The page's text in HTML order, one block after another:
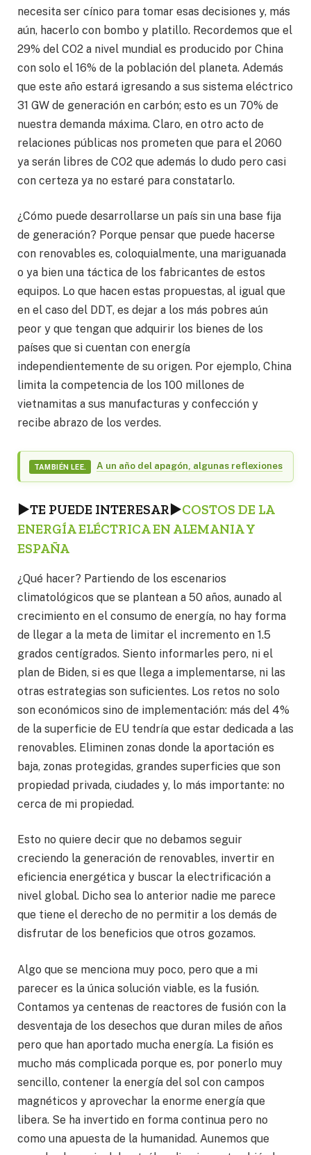
necesita ser cínico para tomar esas decisiones y, más
aún, hacerlo con bombo y platillo. Recordemos que el
29% del CO2 a nivel mundial es producido por China
con solo el 16% de la población del planeta. Además
que este año estará igresando a sus sistema eléctrico
31 GW de generación en carbón; esto es un 70% de
nuestra demanda máxima. Claro, en otro acto de
relaciones públicas nos prometen que para el 2060
ya serán libres de CO2 que además lo dudo pero casi
con certeza ya no estaré para constatarlo.
¿Cómo puede desarrollarse un país sin una base fija
de generación? Porque pensar que puede hacerse
con renovables es, coloquialmente, una mariguanada
o ya bien una táctica de los fabricantes de estos
equipos. Lo que hacen estas propuestas, al igual que
en el caso del DDT, es dejar a los más pobres aún
peor y que tengan que adquirir los bienes de los
países que si cuentan con energía
independientemente de su origen. Por ejemplo, China
limita la competencia de los 100 millones de
vietnamitas a sus manufacturas y confección y
recibe abrazo de los verdes.
TAMBIÉN LEE. A un año del apagón, algunas reflexiones
►TE PUEDE INTERESAR►COSTOS DE LA
ENERGÍA ELÉCTRICA EN ALEMANIA Y
ESPAÑA
¿Qué hacer? Partiendo de los escenarios
climatológicos que se plantean a 50 años, aunado al
crecimiento en el consumo de energía, no hay forma
de llegar a la meta de limitar el incremento en 1.5
grados centígrados. Siento informarles pero, ni el
plan de Biden, si es que llega a implementarse, ni las
otras estrategias son suficientes. Los retos no solo
son económicos sino de implementación: más del 4%
de la superficie de EU tendría que estar dedicada a las
renovables. Eliminen zonas donde la aportación es
baja, zonas protegidas, grandes superficies que son
propiedad privada, ciudades y, lo más importante: no
cerca de mi propiedad.
Esto no quiere decir que no debamos seguir
creciendo la generación de renovables, invertir en
eficiencia energética y buscar la electrificación a
nivel global. Dicho sea lo anterior nadie me parece
que tiene el derecho de no permitir a los demás de
disfrutar de los beneficios que otros gozamos.
Algo que se menciona muy poco, pero que a mi
parecer es la única solución viable, es la fusión.
Contamos ya centenas de reactores de fusión con la
desventaja de los desechos que duran miles de años
pero que han aportado mucha energía. La fisión es
mucho más complicada porque es, por ponerlo muy
sencillo, contener la energía del sol con campos
magnéticos y aprovechar la enorme energía que
libera. Se ha invertido en forma continua pero no
como una apuesta de la humanidad. Aunemos que